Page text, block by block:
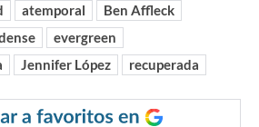
atemporal
Ben Affleck
evergreen
Jennifer López recuperada